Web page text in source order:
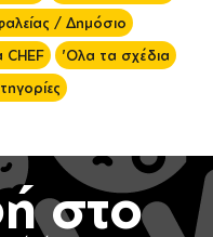
/ Δημόσιο
CHEF
'Ολα τα σχέδια
στο